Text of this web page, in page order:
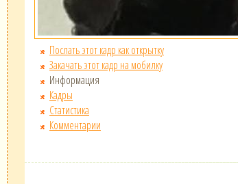
Послать этот кадр как открытку
Закачать этот кадр на мобилку
Информация
Кадры
Статистика
Комментарии